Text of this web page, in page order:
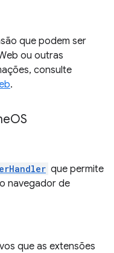
que podem ser
ou outras
consulte
.
OS
que permite
navegador de
que as extensões